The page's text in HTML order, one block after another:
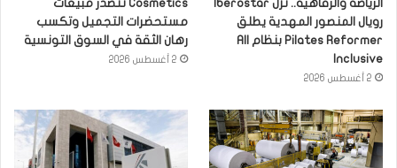
رويال المنصور المهدية يطلق
Pilates Reformer بنظام All
Inclusive
2 أغسطس 2026
Cosmetics تتصدر مبيعات
مستحضرات التجميل وتكسب
رهان الثقة في السوق التونسية
2 أغسطس 2026